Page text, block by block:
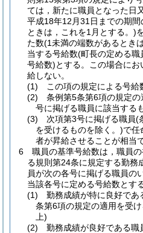
ては，新たに職員となった日
平成18年12月31日までの期間
ときは，これを1月とする。)
た数(1未満の端数があるとき
当する号給数(町長の定める職
号給数)とする。
この場合に
給しない。
(1)
この項の規定による号給
(2)
条例第5条第6項の規定
号に掲げる職員に該当する
(3)
次項第3号に掲げる職員(
を受けるものを除く。)で任
者が昇給させることが相当
6
職員の基準号給数は，職員
る規則第24条に規定する勤務
員が次の各号に掲げる職員の
当該各号に定める号給数とする
(1)
勤務成績が特に良好で
条第6項の規定の適用を受
上)
(2)
勤務成績が良好である